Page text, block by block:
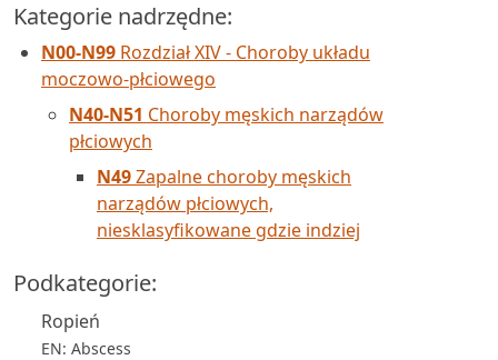
Kategorie nadrzędne:
N00-N99 Rozdział XIV - Choroby układu
moczowo-płciowego
N40-N51 Choroby męskich narządów
płciowych
N49Zapalne choroby męskich
narządów płciowych,
niesklasyfikowane gdzie indziej
Podkategorie:
Ropień
EN: Abscess